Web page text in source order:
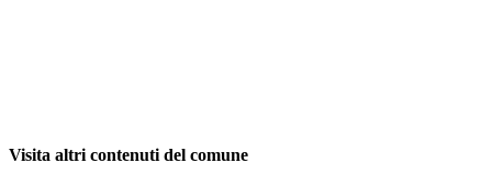
Visita altri contenuti del comune